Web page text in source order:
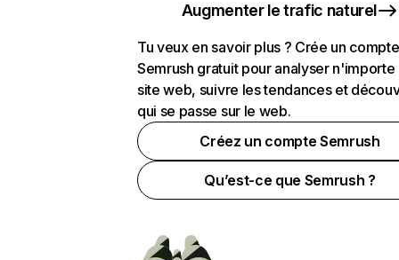
Augmenter le trafic naturel
Tu veux en savoir plus ? Crée un compte
Semrush gratuit pour analyser n'importe
site web, suivre les tendances et
qui se passe sur le web.
Créez un compte Semrush
Qu’est-ce que Semrush ?